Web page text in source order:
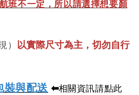
班不一定，所以請選擇想要顏
） 以實際尺寸為主，切勿自行
裝與配送 ⬅相關資訊請點此